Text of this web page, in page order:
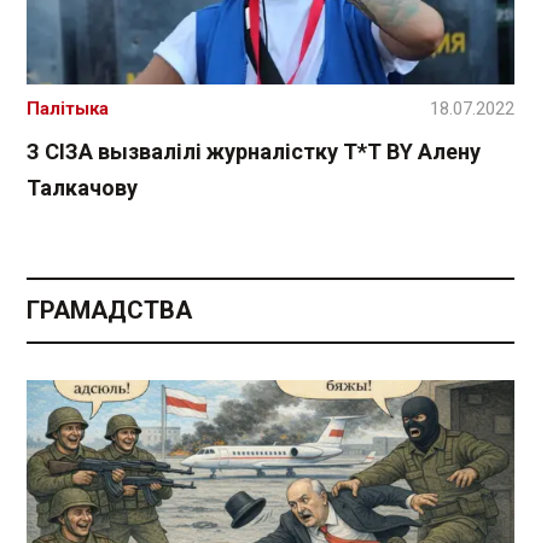
З СІЗА вызвалілі журналістку T*T BY Алену
Талкачову
Палітыка 18.07.2022
ГРАМАДСТВА